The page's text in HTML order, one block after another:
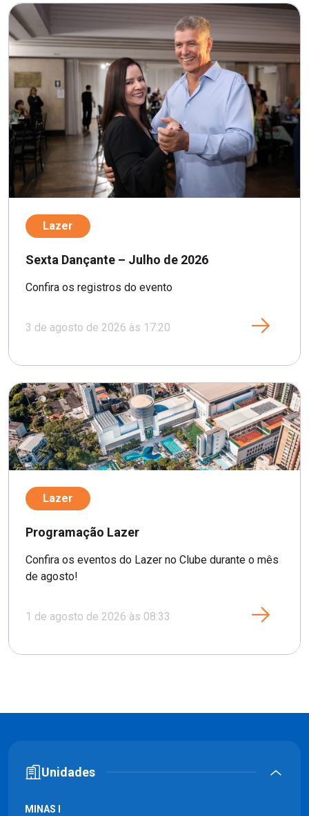
Lazer
Sexta Dançante – Julho de 2026
Confira os registros do evento
3 de agosto de 2026 às 17:20
Lazer
Programação Lazer
Confira os eventos do Lazer no Clube durante o mês
de agosto!
1 de agosto de 2026 às 08:33
Unidades
MINAS I